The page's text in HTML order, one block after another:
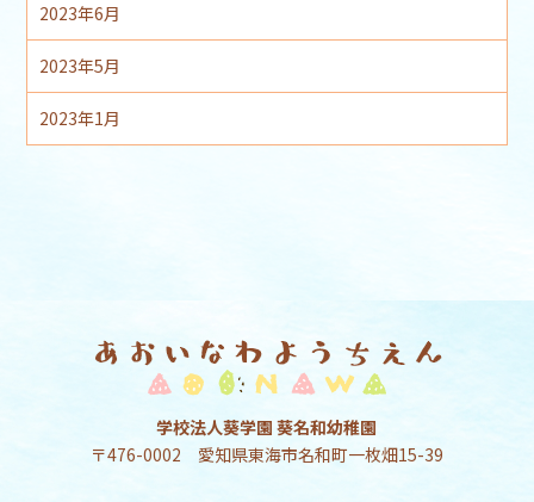
2023年6月
2023年5月
2023年1月
学校法人葵学園 葵名和幼稚園
〒476-0002 愛知県東海市名和町一枚畑15-39